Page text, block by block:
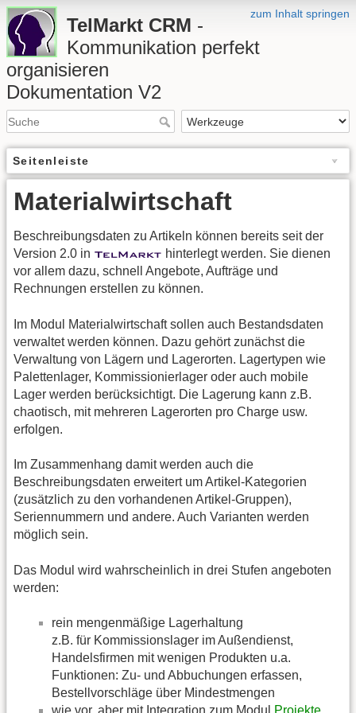
zum Inhalt springen
TelMarkt CRM -
Kommunikation perfekt
organisieren
Dokumentation V2
Seitenleiste
Materialwirtschaft
Beschreibungsdaten zu Artikeln können bereits seit der
Version 2.0 in
hinterlegt werden. Sie dienen
vor allem dazu, schnell Angebote, Aufträge und
Rechnungen erstellen zu können.
Im Modul Materialwirtschaft sollen auch Bestandsdaten
verwaltet werden können. Dazu gehört zunächst die
Verwaltung von Lägern und Lagerorten. Lagertypen wie
Palettenlager, Kommissionierlager oder auch mobile
Lager werden berücksichtigt. Die Lagerung kann z.B.
chaotisch, mit mehreren Lagerorten pro Charge usw.
erfolgen.
Im Zusammenhang damit werden auch die
Beschreibungsdaten erweitert um Artikel-Kategorien
(zusätzlich zu den vorhandenen Artikel-Gruppen),
Seriennummern und andere. Auch Varianten werden
möglich sein.
Das Modul wird wahrscheinlich in drei Stufen angeboten
werden:
rein mengenmäßige Lagerhaltung
z.B. für Kommissionslager im Außendienst,
Handelsfirmen mit wenigen Produkten u.a.
Funktionen: Zu- und Abbuchungen erfassen,
Bestellvorschläge über Mindestmengen
wie vor, aber mit Integration zum Modul
Projekte